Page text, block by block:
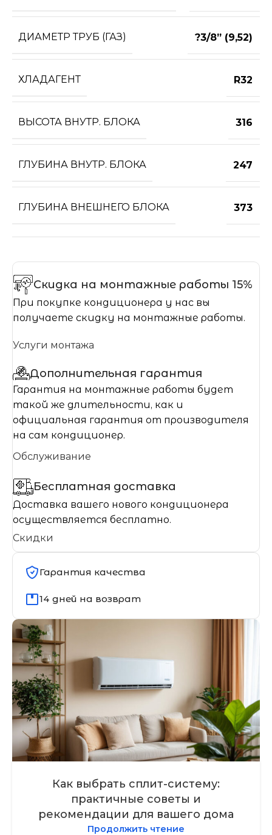
ДИАМЕТР ТРУБ (ГАЗ) ?3/8” (9,52)
ХЛАДАГЕНТ R32
ВЫСОТА ВНУТР. БЛОКА 316
ГЛУБИНА ВНУТР. БЛОКА 247
ГЛУБИНА ВНЕШНЕГО БЛОКА 373
Скидка на монтажные работы 15%
При покупке кондиционера у нас вы
получаете скидку на монтажные работы.
Услуги монтажа
Дополнительная гарантия
Гарантия на монтажные работы будет
такой же длительности, как и
официальная гарантия от производителя
на сам кондиционер.
Обслуживание
Бесплатная доставка
Доставка вашего нового кондиционера
осуществляется бесплатно.
Скидки
Гарантия качества
14 дней на возврат
Как выбрать сплит-систему:
практичные советы и
рекомендации для вашего дома
Продолжить чтение